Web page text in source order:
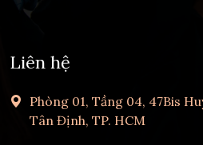
Liên hệ
Phòng 01, Tầng 04, 47Bis
Tân Định, TP. HCM